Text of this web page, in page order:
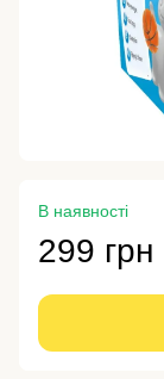
В наявності
299 грн